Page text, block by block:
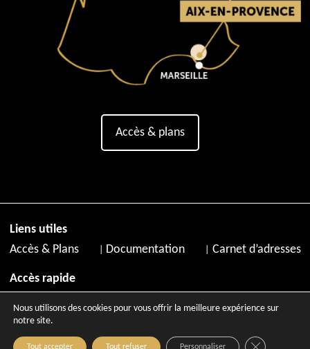
Accès & plans
Liens utiles
Accès & Plans
Documentation Carnet d’adresses
Accès rapide
Nous utilisons des cookies pour vous offrir la meilleure expérience sur
notre site.
Tout accepter Tout refuser Personnaliser Close GDPR